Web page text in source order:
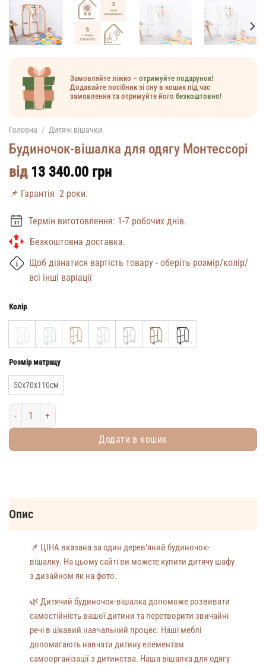
Замовляйте ліжко – отримуйте подарунок!
Додавайте посібник зі сну в кошик під час
замовлення та отримуйте його безкоштовно!
Головна / Дитячі вішачки
Будиночок-вішалка для одягу Монтессорі
від 13 340.00 грн
📌 Гарантія 2 роки.
Термін виготовлення: 1-7 робочих днів.
Безкоштовна доставка.
Щоб дізнатися вартість товару - оберіть розмір/колір/
всі інші варіації
Колір
Розмір матрацу
50х70х110см
Будиночок-вішалка для одягу Монтессорі кількість
Додати в кошик
Опис
📌 ЦІНА вказана за один дерев’яний будиночок-
вішалку. На цьому сайті ви можете купити дитячу шафу
з дизайном як на фото.
🌿 Дитячий будиночок-вішалка допоможе розвивати
самостійність вашої дитини та перетворити звичайні
речі в цікавий навчальний процес. Наші меблі
допомагають навчати дитину елементам
самоорганізації з дитинства. Наша вішалка для одягу